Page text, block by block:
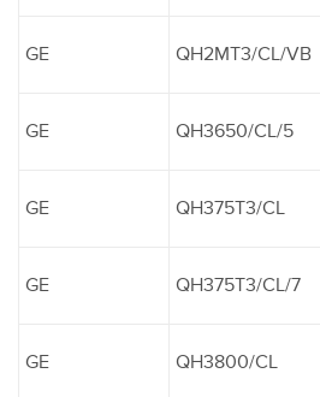
GE QH2MT3/CL/VB
GE QH3650/CL/5
GE QH375T3/CL
GE QH375T3/CL/7
GE QH3800/CL